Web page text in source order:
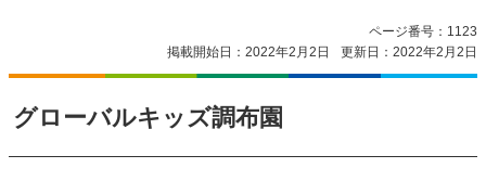
ページ番号：1123
掲載開始日：2022年2月2日
更新日：2022年2月2日
グローバルキッズ調布園